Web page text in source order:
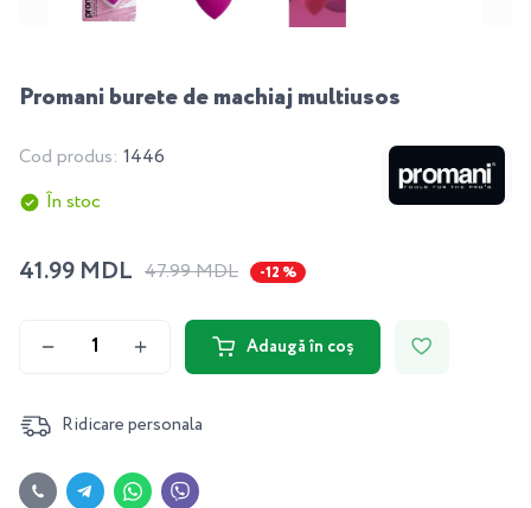
Promani burete de machiaj multiusos
Cod produs: 1446
În stoc
41.99 MDL 47.99 MDL -12 %
Adaugă în coș
Ridicare personala